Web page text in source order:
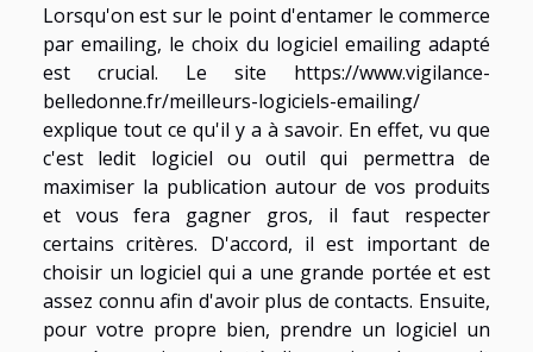
Lorsqu'on est sur le point d'entamer le commerce
par emailing, le choix du logiciel emailing adapté
est crucial. Le site https://www.vigilance-
belledonne.fr/meilleurs-logiciels-emailing/
explique tout ce qu'il y a à savoir. En effet, vu que
c'est ledit logiciel ou outil qui permettra de
maximiser la publication autour de vos produits
et vous fera gagner gros, il faut respecter
certains critères. D'accord, il est important de
choisir un logiciel qui a une grande portée et est
assez connu afin d'avoir plus de contacts. Ensuite,
pour votre propre bien, prendre un logiciel un